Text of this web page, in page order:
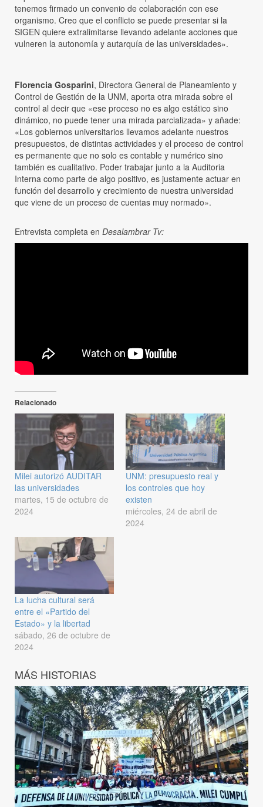
tenemos firmado un convenio de colaboración con ese
organismo. Creo que el conflicto se puede presentar si la
SIGEN quiere extralimitarse llevando adelante acciones que
vulneren la autonomía y autarquía de las universidades».
Florencia Gosparini, Directora General de Planeamiento y
Control de Gestión de la UNM, aporta otra mirada sobre el
control al decir que «ese proceso no es algo estático sino
dinámico, no puede tener una mirada parcializada» y añade:
«Los gobiernos universitarios llevamos adelante nuestros
presupuestos, de distintas actividades y el proceso de control
es permanente que no solo es contable y numérico sino
también es cualitativo. Poder trabajar junto a la Auditoria
Interna como parte de algo positivo, es justamente actuar en
función del desarrollo y crecimiento de nuestra universidad
que viene de un proceso de cuentas muy normado».
Entrevista completa en Desalambrar Tv:
Relacionado
Milei autorizó AUDITAR
las universidades
martes, 15 de octubre de
2024
UNM: presupuesto real y
los controles que hoy
existen
miércoles, 24 de abril de
2024
La lucha cultural será
entre el «Partido del
Estado» y la libertad
sábado, 26 de octubre de
2024
MÁS HISTORIAS